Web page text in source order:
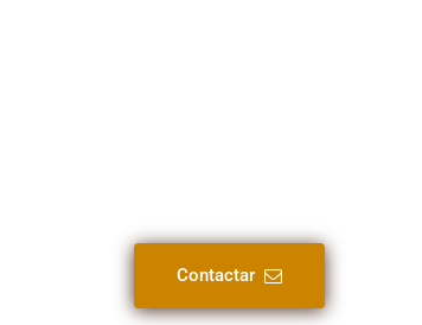
Contactar